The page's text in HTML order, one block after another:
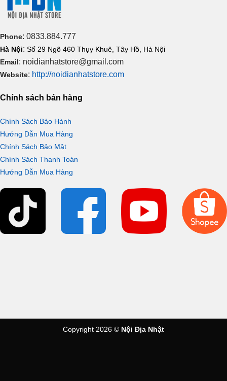
Sự tiện nghi tuyệt vời của Takara Famille
Tủ gương Takara Famille
như mỹ phẩm, đồ cá nhân, dược phẩm,… Đem lại sự tiện nghi
Phone: 0833.884.777
Hà Nội: Số 29 Ngõ 460 Thụy Khuê, Tây Hồ, Hà Nội
Email: noidianhatstore@gmail.com
Website: http://noidianhatstore.com
Chính sách bán hàng
Chính Sách Bảo Hành
Hướng Dẫn Mua Hàng
Chính Sách Bảo Mật
Chính Sách Thanh Toán
Hướng Dẫn Mua Hàng
Copyright 2026 © Nội Địa Nhật